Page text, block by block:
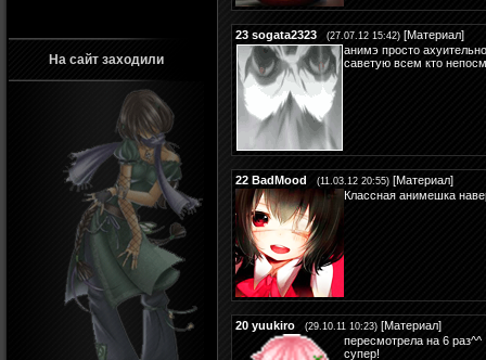
На сайт заходили
23 sogata2323 (27.07.12 15:42) [Материал]
анимэ просто
саветую всем кто
22 BadMood (11.03.12 20:55) [Материал]
Классная анимешка
20 yuukiro (29.10.11 10:23) [Материал]
пересмотрела на 6 раз^^
супер!